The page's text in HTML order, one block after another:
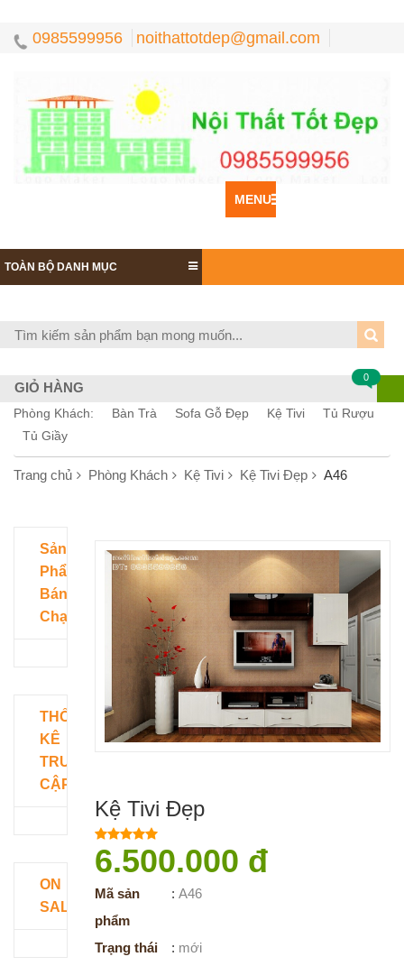
0985599956 noithattotdep@gmail.com
MENU
TOÀN BỘ DANH MỤC
GIỎ HÀNG
0
Phòng Khách: Bàn Trà Sofa Gỗ Đẹp Kệ Tivi
Tủ Rượu
Tủ Giầy
Trang chủ Phòng Khách Kệ Tivi Kệ Tivi Đẹp A46
Sản
Phẩm
Bán
Chạy
THỐNG
KÊ
TRUY
CẬP
ON
SALE
Kệ Tivi Đẹp
6.500.000 đ
Mã sản
phẩm
: A46
Trạng thái : mới